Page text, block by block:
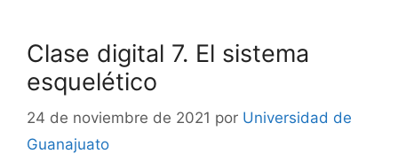
Clase digital 7. El sistema
esquelético
24 de noviembre de 2021 por Universidad de
Guanajuato